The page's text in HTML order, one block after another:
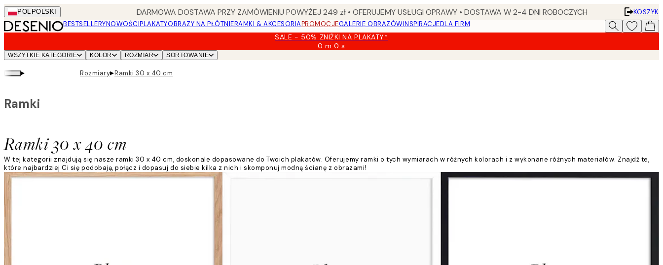
Skip
to
main
POL POLSKI DARMOWA DOSTAWA PRZY ZAMÓWIENIU POWYŻEJ 249 zł • OFERUJEMY USŁUGI OPRAWY • DOSTAWA W 2-4 DNI ROBOCZYCH
KOSZYK
BESTSELLERYNOWOŚCIPLAKATYOBRAZY NA PŁÓTNIERAMKI & AKCESORIAPROMOCJEGALERIE OBRAZÓWINSPIRACJEDLA FIRM
SALE - 50% ZNIŻKI NA PLAKATY*
0 m0 s
Ważny
WSZYTKIE KATEGORIE KOLOR ROZMIAR SORTOWANIE
▸ Rozmiary▸Ramki 30 x 40 cm
Ramki 30 x 40 cm
Ramki
W tej kategorii znajdują się nasze ramki 30 x 40 cm, doskonale dopasowane do Twoich plakatów. Oferujemy ramki o tych wymiarach w różnych kolorach i z wykonane różnych materiałów. Znajdź te,
które najbardziej Ci się podobają, połącz i dopasuj do siebie kilka z nich i skomponuj modną ścianę z obrazami!